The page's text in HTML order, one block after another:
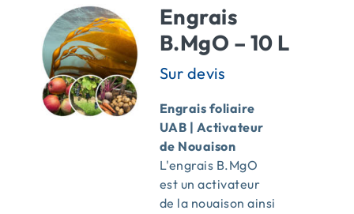
Engrais
B.MgO – 10 L
Engrais foliaire
UAB | Activateur
de Nouaison
L'engrais B.MgO
est un activateur
de la nouaison ainsi